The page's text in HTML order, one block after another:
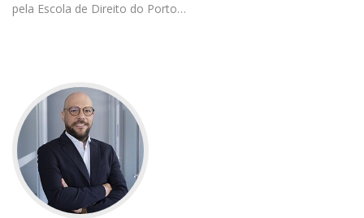
pela Escola de Direito do Porto…